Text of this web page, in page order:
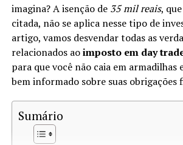
ser tributados.
Quando a Troca de
Tributável?
ganho de capital. De acordo com a
precisa calcular se o valor da
superior ao custo da criptomoeda que
imagina? A isenção de 35 mil reais,
citada, não se aplica nesse tipo de
artigo, vamos desvendar todas as
relacionados aoimposto em day
para que você não caia em armadilhas
bem informado sobre suas obrigações
Sumário